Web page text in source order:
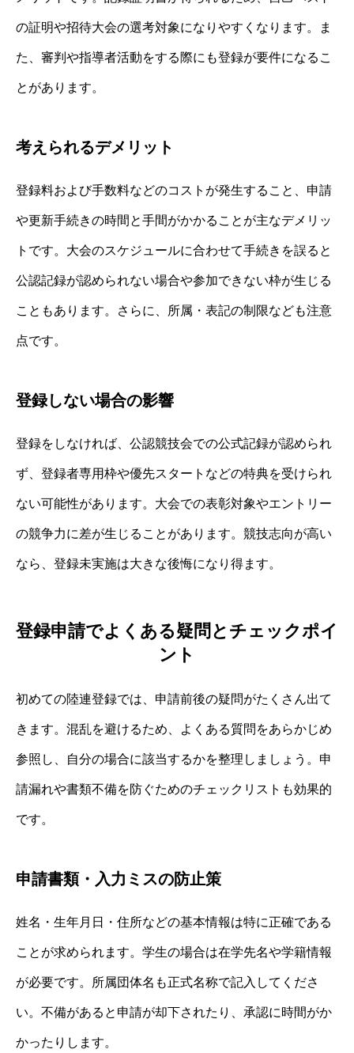
の証明や招待大会の選考対象になりやすくなります。ま
た、審判や指導者活動をする際にも登録が要件になるこ
とがあります。
考えられるデメリット
登録料および手数料などのコストが発生すること、申請
や更新手続きの時間と手間がかかることが主なデメリッ
トです。大会のスケジュールに合わせて手続きを誤ると
公認記録が認められない場合や参加できない枠が生じる
こともあります。さらに、所属・表記の制限なども注意
点です。
登録しない場合の影響
登録をしなければ、公認競技会での公式記録が認められ
ず、登録者専用枠や優先スタートなどの特典を受けられ
ない可能性があります。大会での表彰対象やエントリー
の競争力に差が生じることがあります。競技志向が高い
なら、登録未実施は大きな後悔になり得ます。
登録申請でよくある疑問とチェックポイ
ント
初めての陸連登録では、申請前後の疑問がたくさん出て
きます。混乱を避けるため、よくある質問をあらかじめ
参照し、自分の場合に該当するかを整理しましょう。申
請漏れや書類不備を防ぐためのチェックリストも効果的
です。
申請書類・入力ミスの防止策
姓名・生年月日・住所などの基本情報は特に正確である
ことが求められます。学生の場合は在学先名や学籍情報
が必要です。所属団体名も正式名称で記入してくださ
い。不備があると申請が却下されたり、承認に時間がか
かったりします。